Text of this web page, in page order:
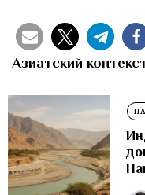
Азиатский